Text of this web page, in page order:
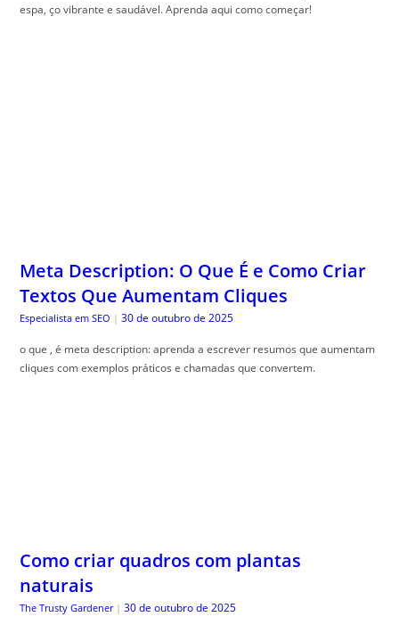
espa, ço vibrante e saudável. Aprenda aqui como começar!
Meta Description: O Que É e Como Criar
Textos Que Aumentam Cliques
Especialista em SEO | 30 de outubro de 2025
o que , é meta description: aprenda a escrever resumos que aumentam
cliques com exemplos práticos e chamadas que convertem.
Como criar quadros com plantas
naturais
The Trusty Gardener | 30 de outubro de 2025